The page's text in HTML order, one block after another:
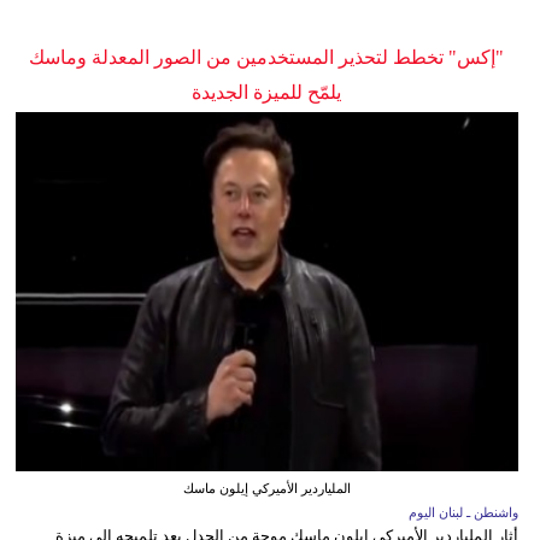
"إكس" تخطط لتحذير المستخدمين من الصور المعدلة وماسك
يلمّح للميزة الجديدة
الملياردير الأميركي إيلون ماسك
واشنطن ـ لبنان اليوم
أثار الملياردير الأميركي إيلون ماسك موجة من الجدل بعد تلميحه إلى ميزة